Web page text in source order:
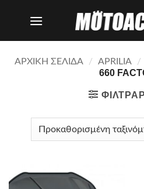
ΑΡΧΙΚΗ ΣΕΛΙΔΑ / APRILIA /
660